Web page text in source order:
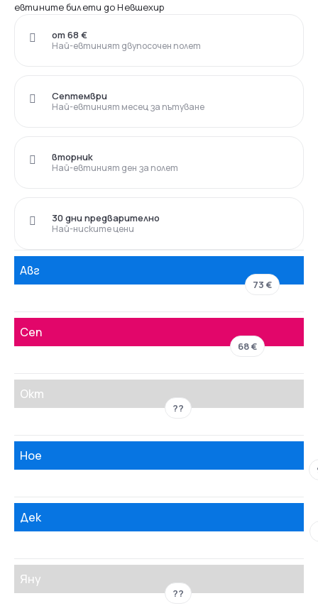
евтините билети до Невшехир
Най-евтиният двупосочен полет
от 68 €
Най-евтиният месец за пътуване
Септември
Най-евтиният ден за полет
вторник
Най-ниските цени
30 дни предварително
Авг
73 €
Сеп
68 €
Окт
??
Ное
Дек
Яну
??